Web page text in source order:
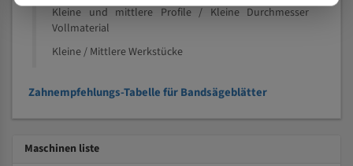
Kleine und mittlere Profile / Kleine Durchmesser
Vollmaterial
Kleine / Mittlere Werkstücke
Zahnempfehlungs-Tabelle für Bandsägeblätter
Maschinen liste